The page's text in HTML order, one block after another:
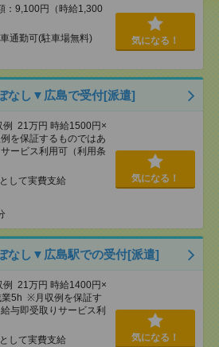
：9,100円（時給1,300
通勤可(駐車場無料)
気になる！
なし▼広島で受付[派遣]
21万円 時給1500円×
を保証するものではあ
ービス利用可（利用条
して実費支給
気になる！
なし▼広島駅での受付[派遣]
21万円 時給1400円×
5h ※月収例を保証す
与即受取りサービス利
して実費支給 気になる！